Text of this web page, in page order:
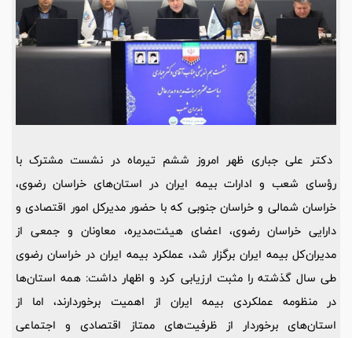
دکتر علی جباری ظهر امروز ششم تیرماه در نشست مشترک با
رؤسای شعب و ادارات بیمه ایران در استان‌های خراسان رضوی،
خراسان شمالی و خراسان جنوبی که با حضور مدیرکل امور اقتصادی و
دارایی خراسان رضوی، اعضای هیئت‌مدیره، معاونان و جمعی از
مدیران‌کل بیمه ایران برگزار شد، عملکرد بیمه ایران در خراسان رضوی
طی سال گذشته را مثبت ارزیابی کرد و اظهار داشت: همه استان‌ها
در منظومه عملکردی بیمه ایران از اهمیت برخوردارند، اما از
استان‌های برخوردار از ظرفیت‌های ممتاز اقتصادی و اجتماعی